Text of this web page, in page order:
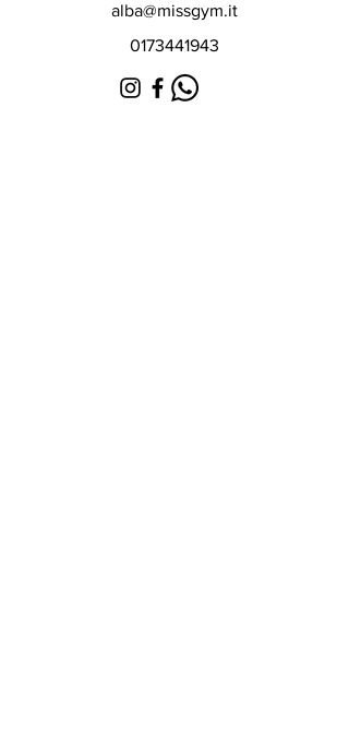
alba@missgym.it
0173441943